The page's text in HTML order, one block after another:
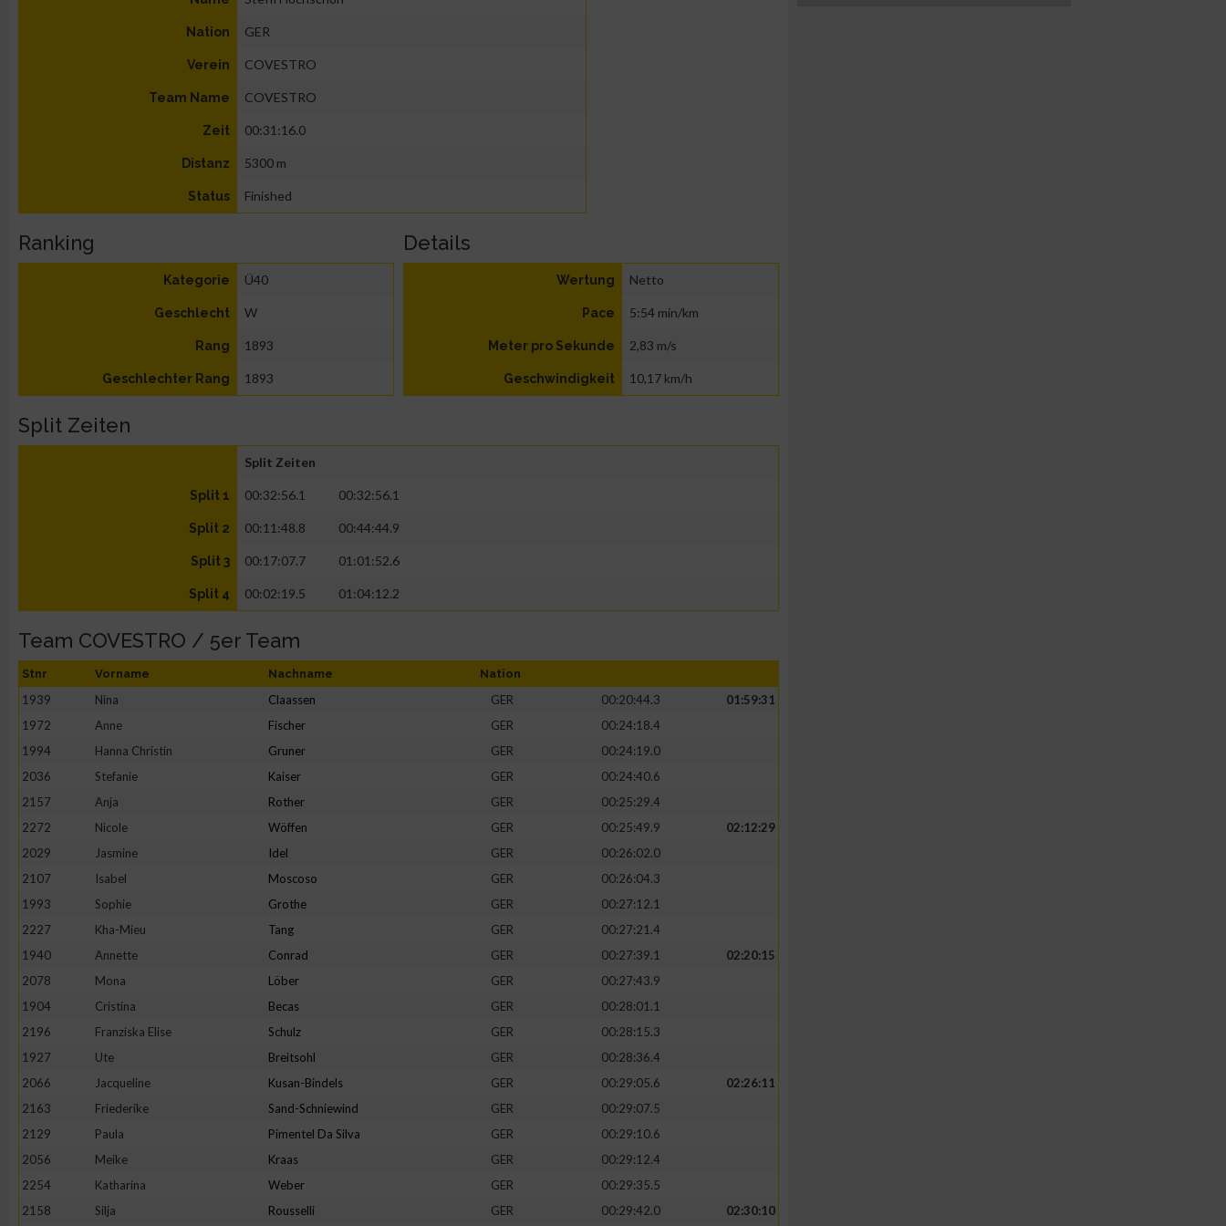
Nation GER
Verein COVESTRO
Team Name COVESTRO
Zeit 00:31:16.0
Distanz 5300 m
Status Finished
Ranking
Kategorie Ü40
Geschlecht W
Rang 1893
Geschlechter Rang 1893
Details
Wertung Netto
Pace 5:54 min/km
Meter pro Sekunde 2,83 m/s
Geschwindigkeit 10,17 km/h
Split Zeiten
Split Zeiten
Split 1 00:32:56.1 00:32:56.1
Split 2 00:11:48.8 00:44:44.9
Split 3 00:17:07.7 01:01:52.6
Split 4 00:02:19.5 01:04:12.2
Team COVESTRO / 5er Team
Stnr Vorname Nachname Nation
1939 Nina Claassen GER 00:20:44.3
01:59:31
1972
Anne Fischer GER
00:24:18.4
1994
Hanna Christin Gruner GER
00:24:19.0
2036
Stefanie Kaiser GER
00:24:40.6
2157
Anja Rother GER
00:25:29.4
2272
Nicole Wöffen GER 00:25:49.9
02:12:29
2029
Jasmine Idel GER
00:26:02.0
2107
Isabel Moscoso GER
00:26:04.3
1993
Sophie Grothe GER
00:27:12.1
2227
Kha-Mieu Tang GER
00:27:21.4
1940
Annette Conrad GER 00:27:39.1
02:20:15
2078
Mona Löber GER
00:27:43.9
1904
Cristina Becas GER
00:28:01.1
2196
Franziska Elise Schulz GER
00:28:15.3
1927
Ute Breitsohl GER
00:28:36.4
2066
Jacqueline Kusan-Bindels GER 00:29:05.6
02:26:11
2163
Friederike Sand-Schniewind GER
00:29:07.5
2129
Paula Pimentel Da Silva GER
00:29:10.6
2056
Meike Kraas GER
00:29:12.4
2254
Katharina Weber GER
00:29:35.5
2158
Silja Rousselli GER 00:29:42.0
02:30:10